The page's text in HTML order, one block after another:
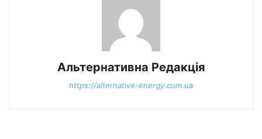
Альтернативна Редакція
https://alternative-energy.com.ua